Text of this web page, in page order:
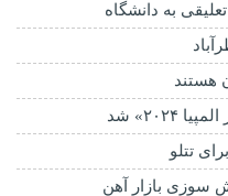
به دانشگاه
شد
سوزی بازار آهن